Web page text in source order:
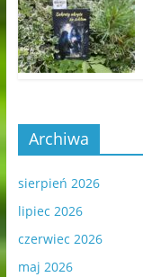
Archiwa
sierpień 2026
lipiec 2026
czerwiec 2026
maj 2026